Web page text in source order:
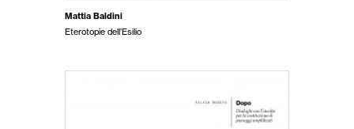
Mattia Baldini
Eterotopie dell’Esilio